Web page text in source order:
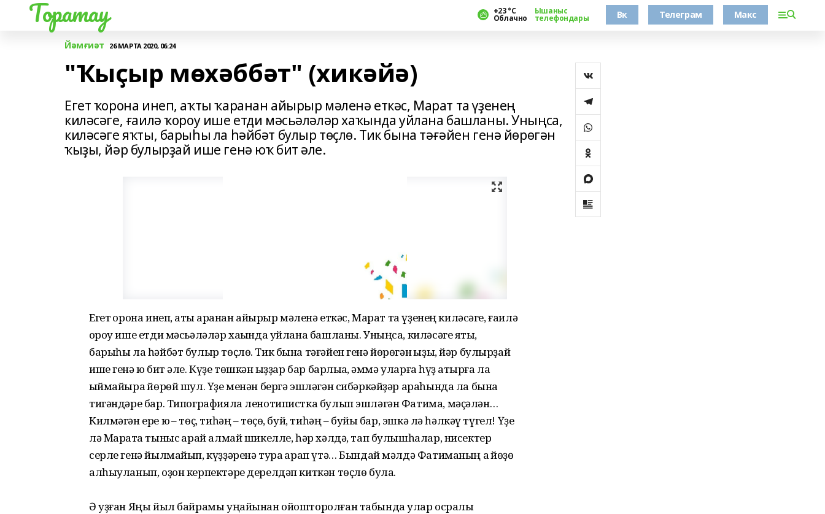
Торатау +23 °С
Облачно
Ышаныс
телефондары Вк Телеграм Макс
Йәмғиәт 26 МАРТА 2020, 06:24
"Ҡыҫыр мөхәббәт" (хикәйә)
Егет ҡорона инеп, аҡты ҡаранан айырыр мәленә еткәс, Марат та үҙенең
киләсәге, ғаилә ҡороу ише етди мәсьәләләр хаҡында уйлана башланы. Уныңса,
киләсәге яҡты, барыһы ла һәйбәт булыр төҫлө. Тик бына тәғәйен генә йөрөгән
ҡыҙы, йәр булырҙай ише генә юҡ бит әле.
Егет ҡорона инеп, аҡты ҡаранан айырыр мәленә еткәс, Марат та үҙенең киләсәге, ғаилә
ҡороу ише етди мәсьәләләр хаҡында уйлана башланы. Уныңса, киләсәге яҡты,
барыһы ла һәйбәт булыр төҫлө. Тик бына тәғәйен генә йөрөгән ҡыҙы, йәр булырҙай
ише генә юҡ бит әле. Күҙе төшкән ҡыҙҙар бар барлыҡҡа, әммә уларға һүҙ ҡатырға ла
ҡыймайыраҡ йөрөй шул. Үҙе менән бергә эшләгән сибәркәйҙәр араһында ла бына
тигәндәре бар. Типографияла ленотипистка булып эшләгән Фатима, мәҫәлән…
Килмәгән ере юҡ – төҫ, тиһәң – төҫө, буй, тиһәң – буйы бар, эшкә лә һәлкәү түгел! Үҙе
лә Маратҡа тыныс ҡарай алмай шикелле, һәр хәлдә, тап булышһалар, нисектер
серле генә йылмайып, күҙҙәренә тура ҡарап үтә… Бындай мәлдә Фатиманың аҡ йөҙө
алһыуланып, оҙон керпектәре дерелдәп киткән төҫлө була.
Ә уҙған Яңы йыл байрамы уңайынан ойошторолған табында улар осраҡлы